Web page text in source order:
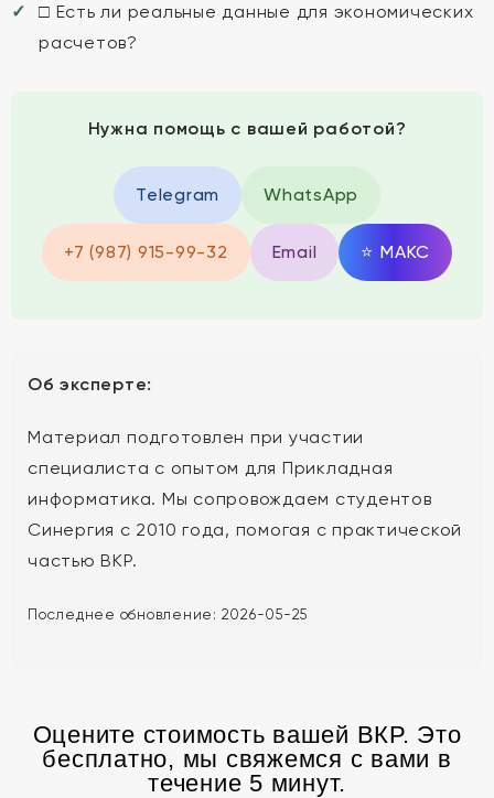
□ Есть ли реальные данные для экономических
расчетов?
Нужна помощь с вашей работой?
Telegram WhatsApp
+7 (987) 915-99-32 Email ⭐ MAКС
Об эксперте:
Материал подготовлен при участии
специалиста с опытом для Прикладная
информатика. Мы сопровождаем студентов
Синергия с 2010 года, помогая с практической
частью ВКР.
Последнее обновление: 2026-05-25
Оцените стоимость вашей ВКР. Это
бесплатно, мы свяжемся с вами в
течение 5 минут.